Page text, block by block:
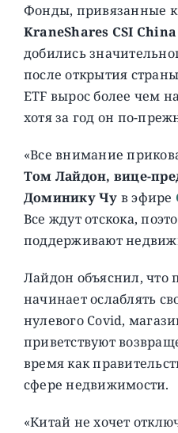
Фонды, привязанные к
KraneShares CSI
добились
после открытия
ETF вырос более чем
хотя за год он по-
«Все внимание
Том Лайдон, вице-
Доминику Чу в эфире
Все ждут отскока,
поддерживают
Лайдон объяснил, что
начинает ослаблять
нулевого Covid,
приветствуют
время как
сфере недвижимости.
«Китай не хочет